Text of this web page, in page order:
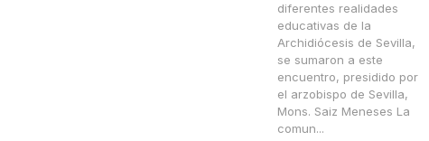
diferentes realidades
educativas de la
Archidiócesis de Sevilla,
se sumaron a este
encuentro, presidido por
el arzobispo de Sevilla,
Mons. Saiz Meneses La
comun...